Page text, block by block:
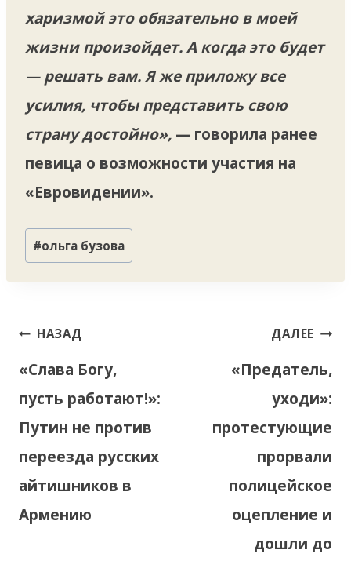
харизмой это обязательно в моей
жизни произойдет. А когда это будет
— решать вам. Я же приложу все
усилия, чтобы представить свою
страну достойно», — говорила ранее
певица о возможности участия на
«Евровидении».
Метки
записи:
#ольга бузова
Навигация
записям
НАЗАД
«Слава Богу,
пусть работают!»:
Путин не против
переезда русских
айтишников в
Армению
ДАЛЕЕ
«Предатель,
уходи»:
протестующие
прорвали
полицейское
оцепление и
дошли до